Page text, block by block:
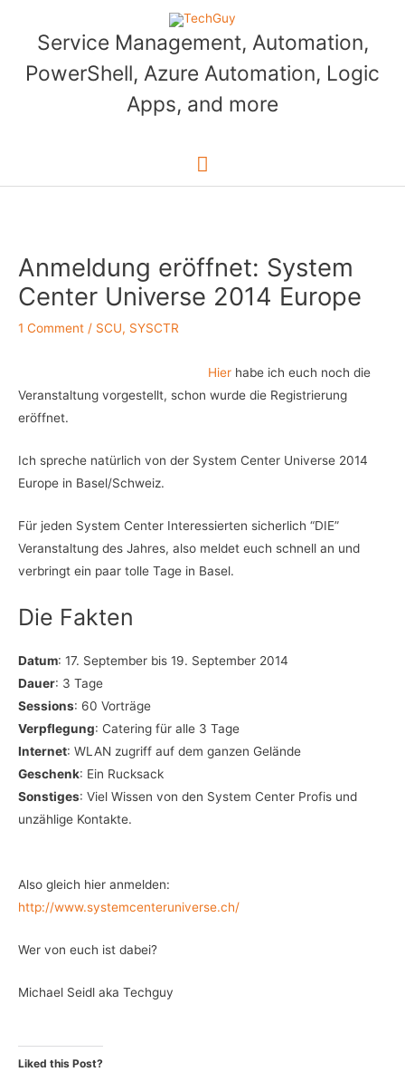
content
Service Management, Automation,
PowerShell, Azure Automation, Logic
Apps, and more
Main
Anmeldung eröffnet: System
Center Universe 2014 Europe
1 Comment / SCU, SYSCTR
Hier habe ich euch noch die
Veranstaltung vorgestellt, schon wurde die Registrierung
eröffnet.
Ich spreche natürlich von der System Center Universe 2014
Europe in Basel/Schweiz.
Für jeden System Center Interessierten sicherlich “DIE”
Veranstaltung des Jahres, also meldet euch schnell an und
verbringt ein paar tolle Tage in Basel.
Die Fakten
Datum: 17. September bis 19. September 2014
Dauer: 3 Tage
Sessions: 60 Vorträge
Verpflegung: Catering für alle 3 Tage
Internet: WLAN zugriff auf dem ganzen Gelände
Geschenk: Ein Rucksack
Sonstiges: Viel Wissen von den System Center Profis und
unzählige Kontakte.
Also gleich hier anmelden:
http://www.systemcenteruniverse.ch/
Wer von euch ist dabei?
Michael Seidl aka Techguy
Liked this Post?